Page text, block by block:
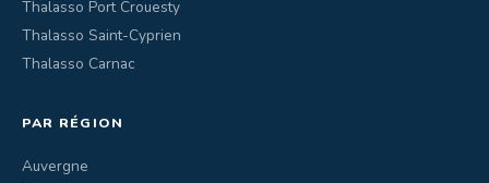
Thalasso Port Crouesty
Thalasso Saint-Cyprien
Thalasso Carnac
PAR RÉGION
Auvergne